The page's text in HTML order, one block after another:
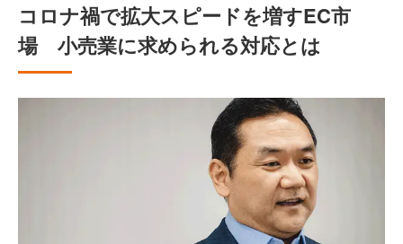
コロナ禍で拡大スピードを増すEC市
場 小売業に求められる対応とは